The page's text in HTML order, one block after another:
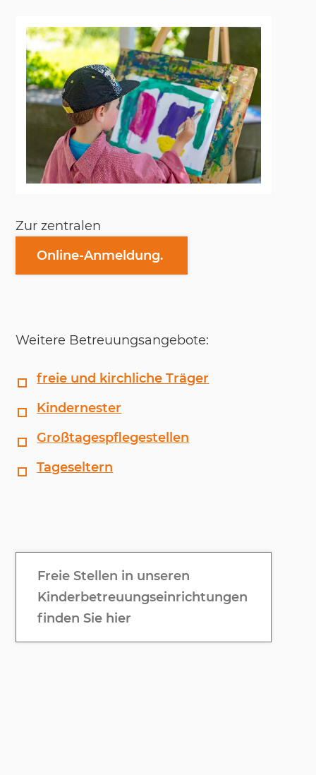
Zur zen­tra­len
Online-Anmeldung.
Wei­te­re Be­treu­ungs­an­ge­bo­te:
freie und kirchliche Träger
Kindernester
Großtagespflegestellen
Tageseltern
Freie Stellen in unseren
Kinderbetreuungseinrichtungen
finden Sie hier